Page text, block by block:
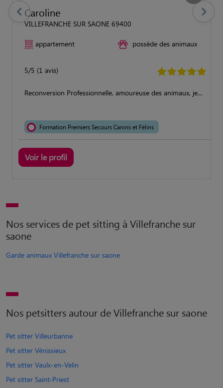
Caroline
VILLEFRANCHE SUR SAONE 69400
appartement possède des animaux
5/5 (1 avis)
Reconversion Professionnelle, amoureuse des animaux, je...
Formation Premiers Secours Canins et Félins
Voir le profil
previous Suivant
Nos services de pet sitting à Villefranche sur
saone
Garde animaux Villefranche sur saone
Nos petsitters autour de Villefranche sur saone
Pet sitter Villeurbanne
Pet sitter Vénissieux
Pet sitter Vaulx-en-Velin
Pet sitter Saint-Priest